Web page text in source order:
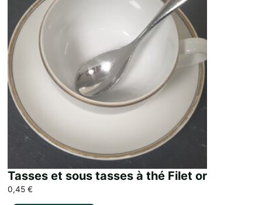
Tasses et sous tasses à thé Filet or
0,45 €